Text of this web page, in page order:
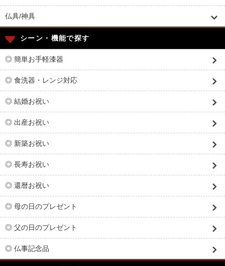
仏具/神具
シーン・機能で探す
◎ 簡単お手軽漆器
◎ 食洗器・レンジ対応
◎ 結婚お祝い
◎ 出産お祝い
◎ 新築お祝い
◎ 長寿お祝い
◎ 還暦お祝い
◎ 母の日のプレゼント
◎ 父の日のプレゼント
◎ 仏事記念品